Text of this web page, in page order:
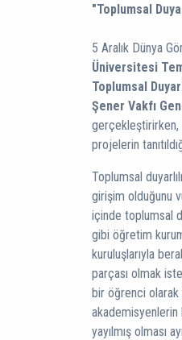
"Toplumsal
5 Aralık Dünya
Üniversitesi
Toplumsal
Şener Vakfı
gerçekleştirirken,
projelerin
Toplumsal
girişim olduğunu
içinde toplumsal
gibi öğretim
kuruluşlarıyla
parçası olmak
bir öğrenci olarak
akademisyenlerin
yayılmış olması